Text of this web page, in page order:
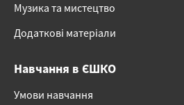
Музика та мистецтво
Додаткові матеріали
Навчання в ЄШКО
Умови навчання